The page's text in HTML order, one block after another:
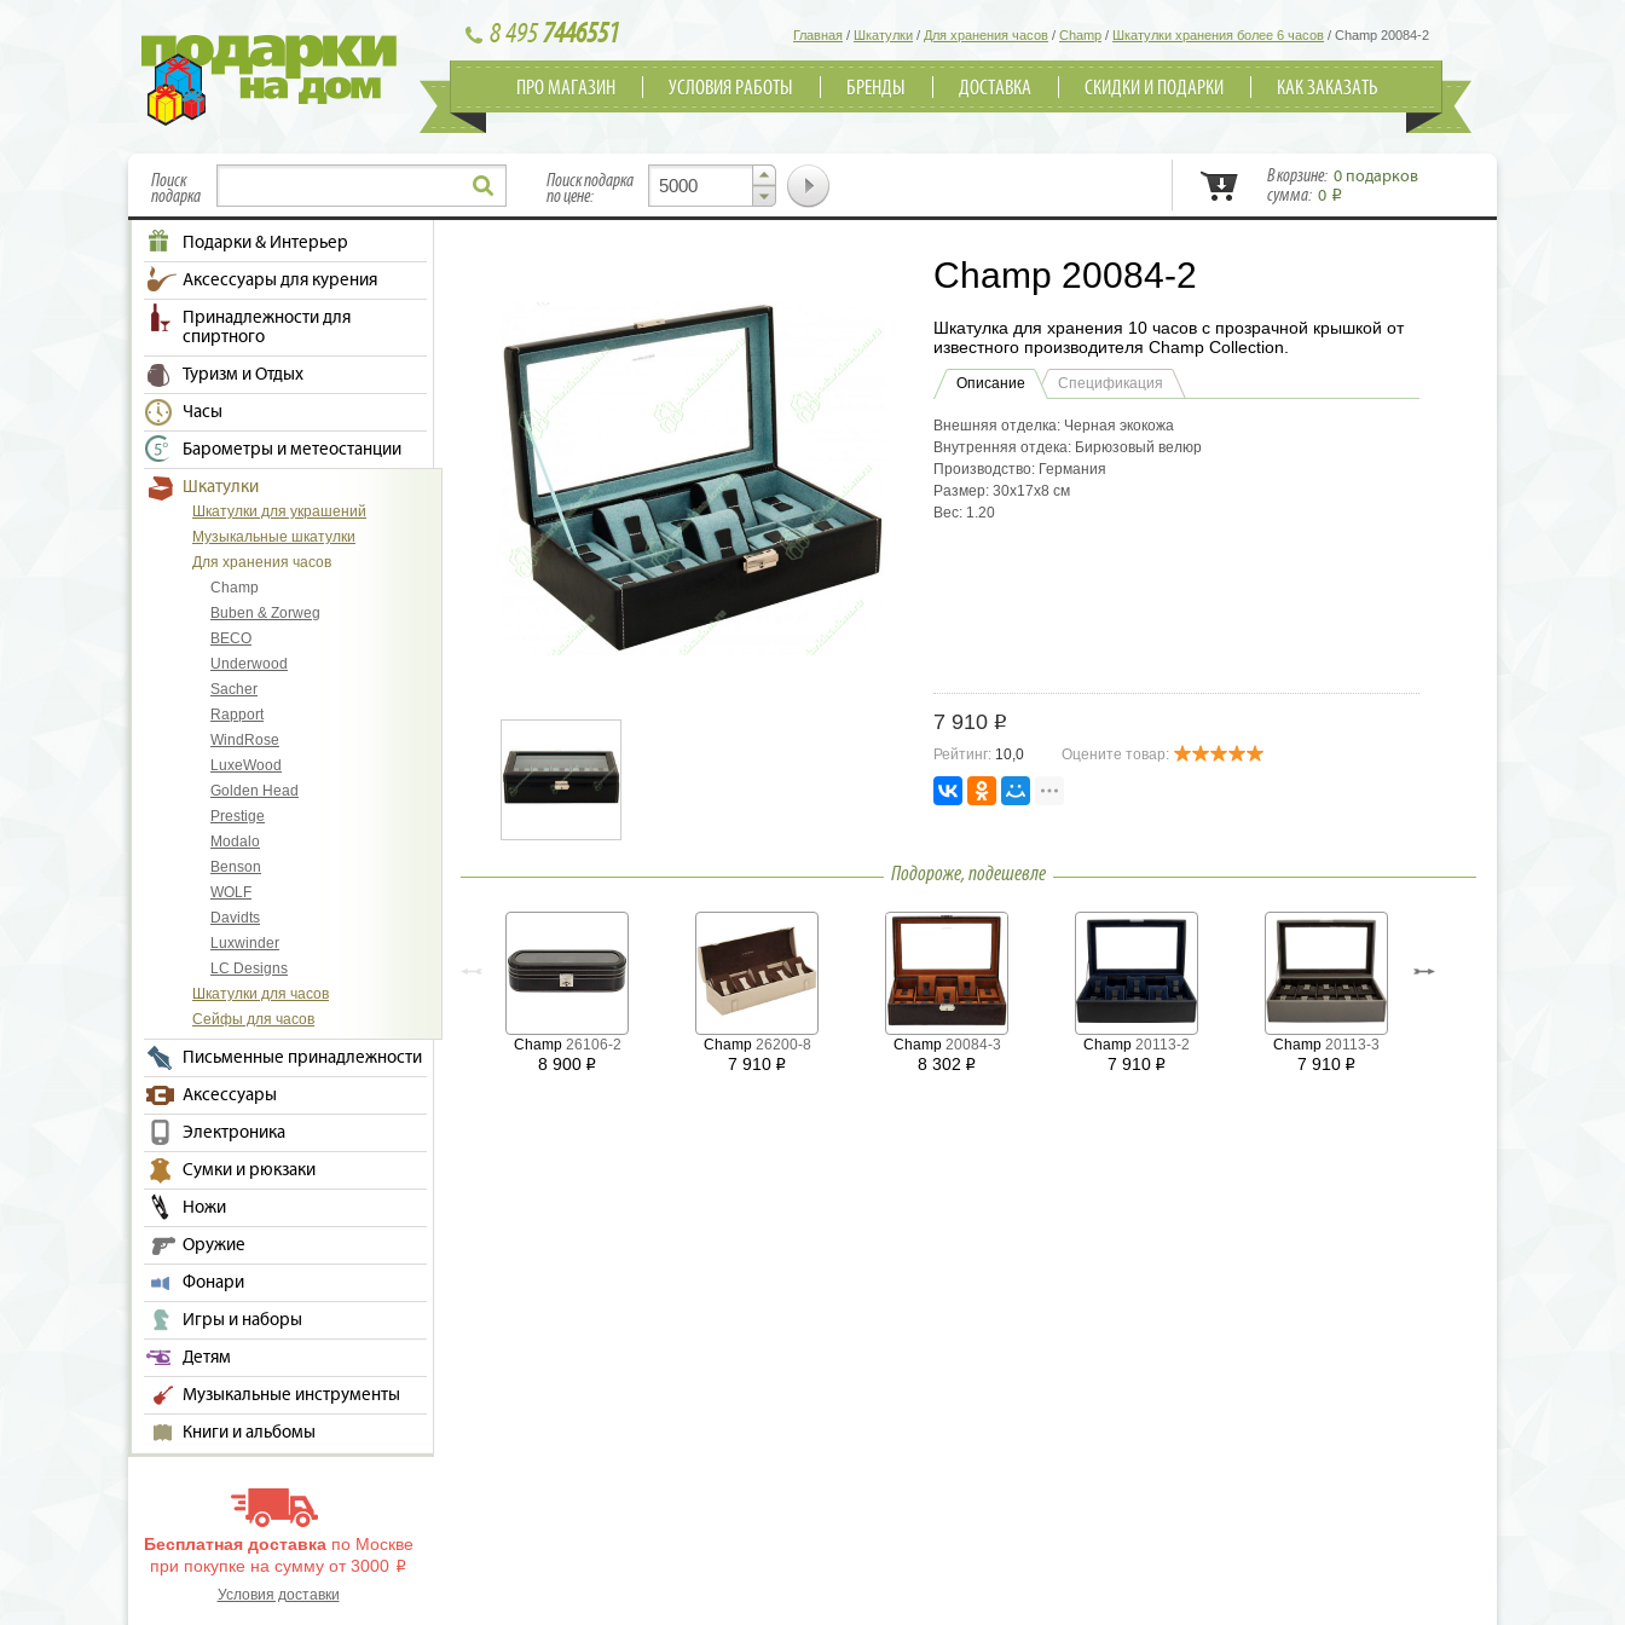
8 4957446551 Главная / Шкатулки / Для хранения часов / Champ / Шкатулки хранения более 6 часов / Champ 20084-2
ПРО МАГАЗИН УСЛОВИЯ РАБОТЫ БРЕНДЫ ДОСТАВКА СКИДКИ И ПОДАРКИ КАК ЗАКАЗАТЬ
Поиск
подарка
Поиск подарка
по цене:
В корзине: 0 подарков
сумма: 0 i
Подарки & Интерьер
Аксессуары для курения
Принадлежности для
спиртного
Туризм и Отдых
Часы
Барометры и метеостанции
Шкатулки
Шкатулки для украшений
Музыкальные шкатулки
Для хранения часов
Champ
Buben & Zorweg
BECO
Underwood
Sacher
Rapport
WindRose
LuxeWood
Golden Head
Prestige
Modalo
Benson
WOLF
Davidts
Luxwinder
LC Designs
Шкатулки для часов
Сейфы для часов
Письменные принадлежности
Аксессуары
Электроника
Сумки и рюкзаки
Ножи
Оружие
Фонари
Игры и наборы
Детям
Музыкальные инструменты
Книги и альбомы
Бесплатная доставкапо Москве
при покупке на сумму от 3000 i
Условия доставки
Champ 20084-2
Шкатулка для хранения 10 часов с прозрачной крышкой от
известного производителя Champ Collection.
Описание Спецификация
Внешняя отделка: Черная экокожа
Внутренняя отдека: Бирюзовый велюр
Производство: Германия
Размер: 30x17x8 см
Вес: 1.20
7 910 i
Рейтинг: 10,0 Оцените товар:
Подороже, подешевле
Champ 26106-2
8 900 i
Champ 26200-8
7 910 i
Champ 20084-3
8 302 i
Champ 20113-2
7 910 i
Champ 20113-3
7 910 i